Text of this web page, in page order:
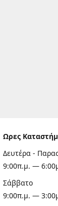
Ωρες
Δευτέρα -
9:00π.μ. —
Σάββατο
9:00π.μ. —